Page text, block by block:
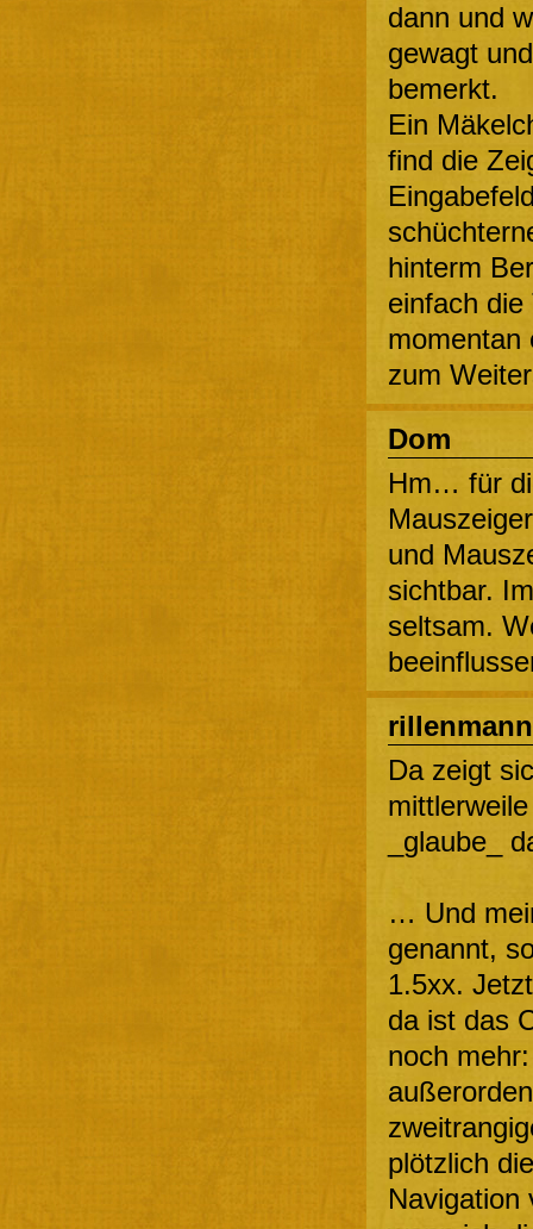
dann und
gewagt
bemerkt.
Ein
find die
hinterm
einfach
momentan
zum
Dom
Hm… für
und
sichtbar.
seltsam.
Da zeigt
_glaube_
… Und
genannt,
1.5xx.
da ist das
noch
plötzlich
Navigation